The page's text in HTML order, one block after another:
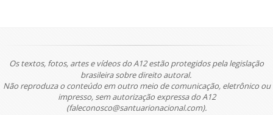
Os textos, fotos, artes e vídeos do A12 estão protegidos pela legislação
brasileira sobre direito autoral.
Não reproduza o conteúdo em outro meio de comunicação, eletrônico ou
impresso, sem autorização expressa do A12
(faleconosco@santuarionacional.com).